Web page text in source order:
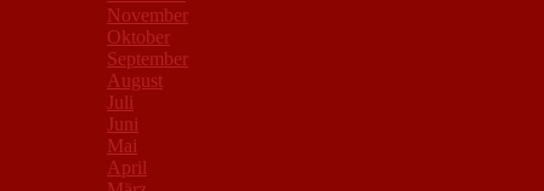
November
Oktober
September
August
Juli
Juni
Mai
April